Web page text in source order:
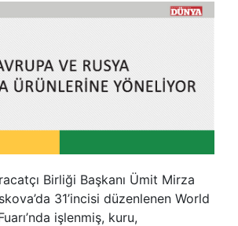
Birliği Başkanı Ümit Mirza
31’incisi düzenlenen World
işlenmiş, kuru,